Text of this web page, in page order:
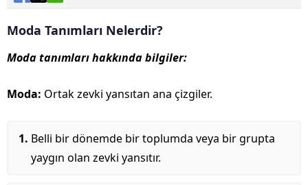
Moda Tanımları Nelerdir?
Moda tanımları hakkında bilgiler:
Moda: Ortak zevki yansıtan ana çizgiler.
Belli bir dönemde bir toplumda veya bir grupta
yaygın olan zevki yansıtır.